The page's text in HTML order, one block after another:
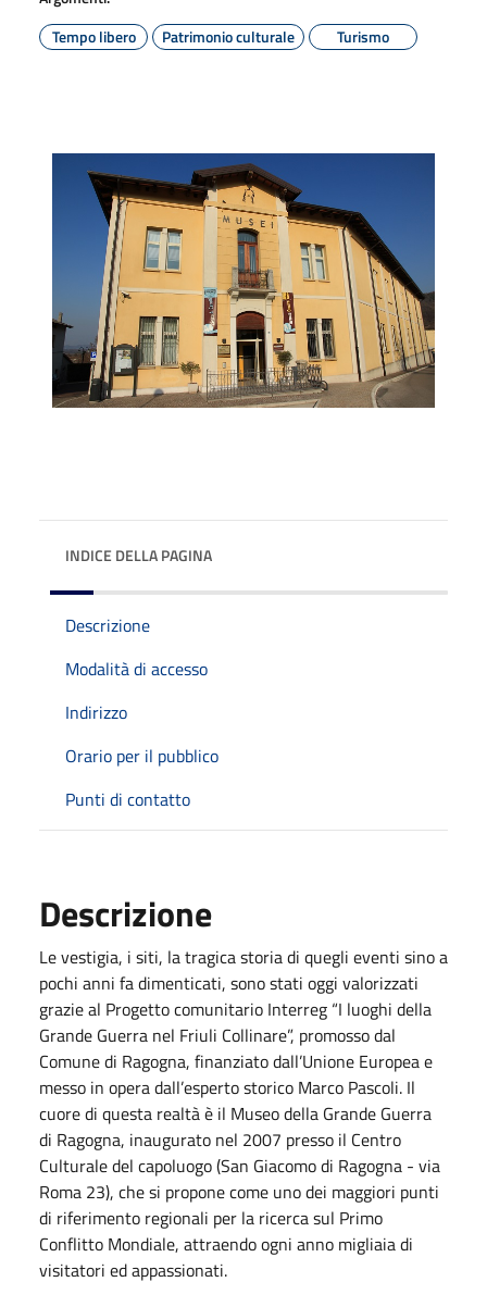
Tempo libero
Patrimonio culturale Turismo
INDICE DELLA PAGINA
Descrizione
Modalità di accesso
Indirizzo
Orario per il pubblico
Punti di contatto
Descrizione
Le vestigia, i siti, la tragica storia di quegli eventi sino a
pochi anni fa dimenticati, sono stati oggi valorizzati
grazie al Progetto comunitario Interreg “I luoghi della
Grande Guerra nel Friuli Collinare”, promosso dal
Comune di Ragogna, finanziato dall’Unione Europea e
messo in opera dall’esperto storico Marco Pascoli. Il
cuore di questa realtà è il Museo della Grande Guerra
di Ragogna, inaugurato nel 2007 presso il Centro
Culturale del capoluogo (San Giacomo di Ragogna - via
Roma 23), che si propone come uno dei maggiori punti
di riferimento regionali per la ricerca sul Primo
Conflitto Mondiale, attraendo ogni anno migliaia di
visitatori ed appassionati.